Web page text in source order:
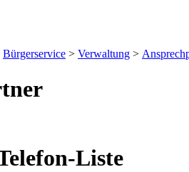
Bürgerservice > Verwaltung >
Liste